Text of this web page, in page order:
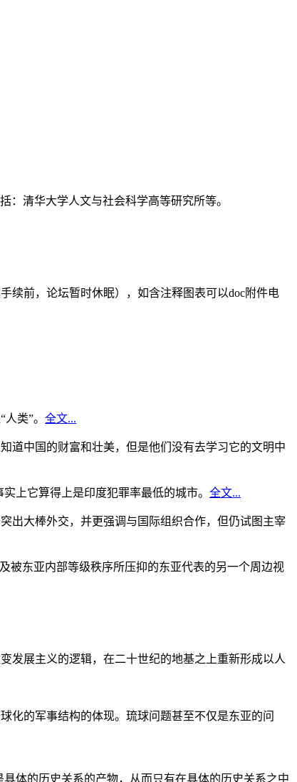
：清华大学人文与社会科学高等研究所等。
续前，论坛暂时休眠），如含注释图表可以doc附件电
类”。 全文...
道中国的财富和壮美，但是他们没有去学习它的文明中
上它算得上是印度犯罪率最低的城市。 全文...
出大棒外交，并更强调与国际组织合作，但仍试图主宰
被东亚内部等级秩序所压抑的东亚代表的另一个周边视
发展主义的逻辑，在二十世纪的地基之上重新形成以人
化的军事结构的体现。琉球问题甚至不仅是东亚的问
体的历史关系的产物，从而只有在具体的历史关系之中